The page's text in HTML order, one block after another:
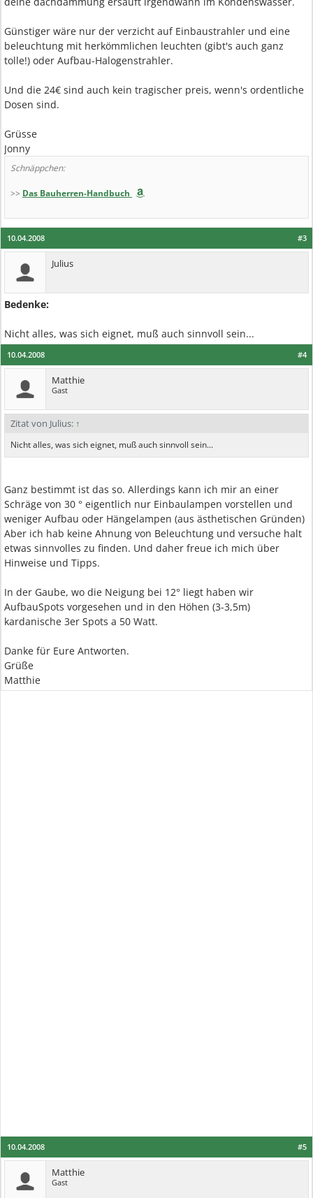
Günstiger wäre nur der verzicht auf Einbaustrahler und eine
beleuchtung mit herkömmlichen leuchten (gibt's auch ganz
tolle!) oder Aufbau-Halogenstrahler.
Und die 24€ sind auch kein tragischer preis, wenn's ordentliche
Dosen sind.
Grüsse
Jonny
Schnäppchen:
>> Das Bauherren-Handbuch
#3
10.04.2008
Julius
Bedenke:
Nicht alles, was sich eignet, muß auch sinnvoll sein...
#4
10.04.2008
Matthie
Gast
Zitat von Julius: ↑
Nicht alles, was sich eignet, muß auch sinnvoll sein...
Ganz bestimmt ist das so. Allerdings kann ich mir an einer
Schräge von 30 ° eigentlich nur Einbaulampen vorstellen und
weniger Aufbau oder Hängelampen (aus ästhetischen Gründen)
Aber ich hab keine Ahnung von Beleuchtung und versuche halt
etwas sinnvolles zu finden. Und daher freue ich mich über
Hinweise und Tipps.
In der Gaube, wo die Neigung bei 12° liegt haben wir
AufbauSpots vorgesehen und in den Höhen (3-3,5m)
kardanische 3er Spots a 50 Watt.
Danke für Eure Antworten.
Grüße
Matthie
#5
10.04.2008
Matthie
Gast